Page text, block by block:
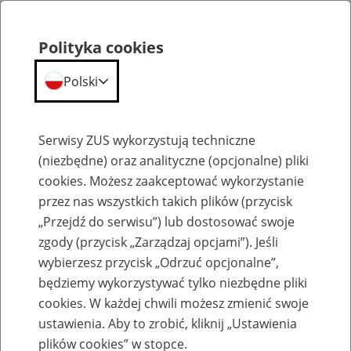
Emerytury
Baza zlikwidowanych lub
przekształconych zakładów pracy
Polityka cookies
Polski
Serwisy ZUS wykorzystują techniczne
(niezbędne) oraz analityczne (opcjonalne) pliki
cookies. Możesz zaakceptować wykorzystanie
przez nas wszystkich takich plików (przycisk
„Przejdź do serwisu”) lub dostosować swoje
zgody (przycisk „Zarządzaj opcjami”). Jeśli
wybierzesz przycisk „Odrzuć opcjonalne”,
będziemy wykorzystywać tylko niezbędne pliki
cookies. W każdej chwili możesz zmienić swoje
ustawienia. Aby to zrobić, kliknij „Ustawienia
plików cookies” w stopce.